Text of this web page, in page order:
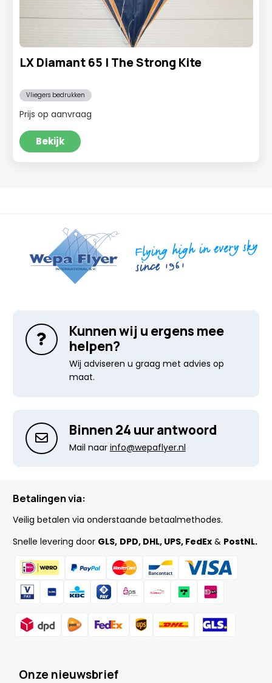
LX Diamant 65 | The Strong Kite
Vliegers bedrukken
Prijs op aanvraag
Bekijk
Kunnen wij u ergens mee
helpen?
Wij adviseren u graag met advies op
maat.
Binnen 24 uur antwoord
Mail naar info@wepaflyer.nl
Betalingen via:
Veilig betalen via onderstaande betaalmethodes.
Snelle levering door GLS, DPD, DHL, UPS, FedEx & PostNL.
Onze nieuwsbrief